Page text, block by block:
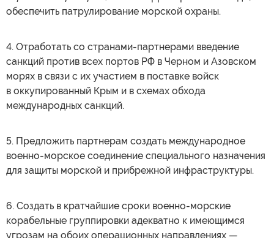
обеспечить патрулирование морской охраны.
4. Отработать со странами-партнерами введение
санкций против всех портов РФ в Черном и Азовском
морях в связи с их участием в поставке войск
в оккупированный Крым и в схемах обхода
международных санкций.
5. Предложить партнерам создать международное
военно-морское соединение специального назначения
для защиты морской и прибрежной инфраструктуры.
6. Создать в кратчайшие сроки военно-морские
корабельные группировки адекватно к имеющимся
угрозам на обоих операционных направлениях —